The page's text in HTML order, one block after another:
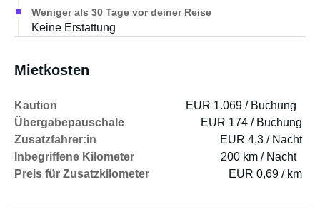
Weniger als 30 Tage vor deiner Reise
Keine Erstattung
Mietkosten
Kaution
EUR 1.069 / Buchung
Übergabepauschale
EUR 174 / Buchung
Zusatzfahrer:in
EUR 4,3 / Nacht
Inbegriffene Kilometer
200 km / Nacht
Preis für Zusatzkilometer
EUR 0,69 / km